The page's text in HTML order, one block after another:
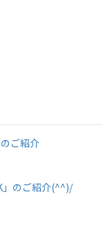
ご紹介
」のご紹介(^^)/